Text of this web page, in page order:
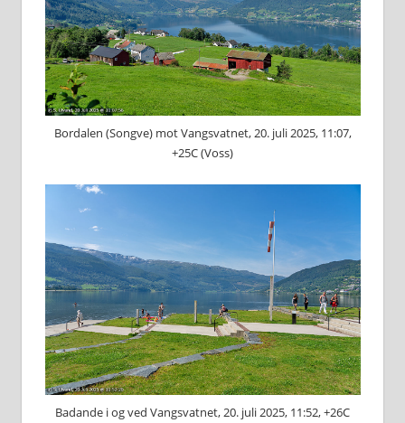
Bordalen (Songve) mot Vangsvatnet, 20. juli 2025, 11:07,
+25C (Voss)
Badande i og ved Vangsvatnet, 20. juli 2025, 11:52, +26C